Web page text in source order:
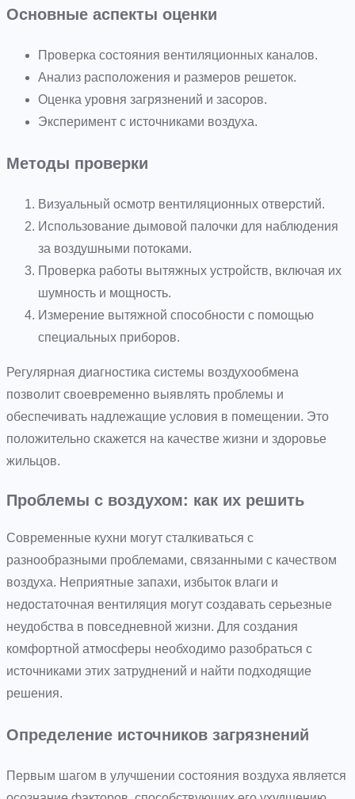
Основные аспекты оценки
Проверка состояния вентиляционных каналов.
Анализ расположения и размеров решеток.
Оценка уровня загрязнений и засоров.
Эксперимент с источниками воздуха.
Методы проверки
Визуальный осмотр вентиляционных отверстий.
Использование дымовой палочки для наблюдения
за воздушными потоками.
Проверка работы вытяжных устройств, включая их
шумность и мощность.
Измерение вытяжной способности с помощью
специальных приборов.
Регулярная диагностика системы воздухообмена
позволит своевременно выявлять проблемы и
обеспечивать надлежащие условия в помещении. Это
положительно скажется на качестве жизни и здоровье
жильцов.
Проблемы с воздухом: как их решить
Современные кухни могут сталкиваться с
разнообразными проблемами, связанными с качеством
воздуха. Неприятные запахи, избыток влаги и
недостаточная вентиляция могут создавать серьезные
неудобства в повседневной жизни. Для создания
комфортной атмосферы необходимо разобраться с
источниками этих затруднений и найти подходящие
решения.
Определение источников загрязнений
Первым шагом в улучшении состояния воздуха является